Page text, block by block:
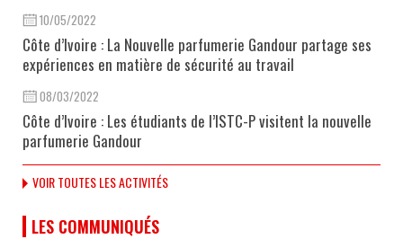
10/05/2022
Côte d’Ivoire : La Nouvelle parfumerie Gandour partage ses
expériences en matière de sécurité au travail
08/03/2022
Côte d’Ivoire : Les étudiants de l’ISTC-P visitent la nouvelle
parfumerie Gandour
VOIR TOUTES LES ACTIVITÉS
LES COMMUNIQUÉS